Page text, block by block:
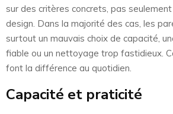
sur des critères concrets, pas
design. Dans la majorité des cas, les
surtout un mauvais choix de capacité,
fiable ou un nettoyage trop fastidieux.
font la différence au quotidien.
Capacité et praticité